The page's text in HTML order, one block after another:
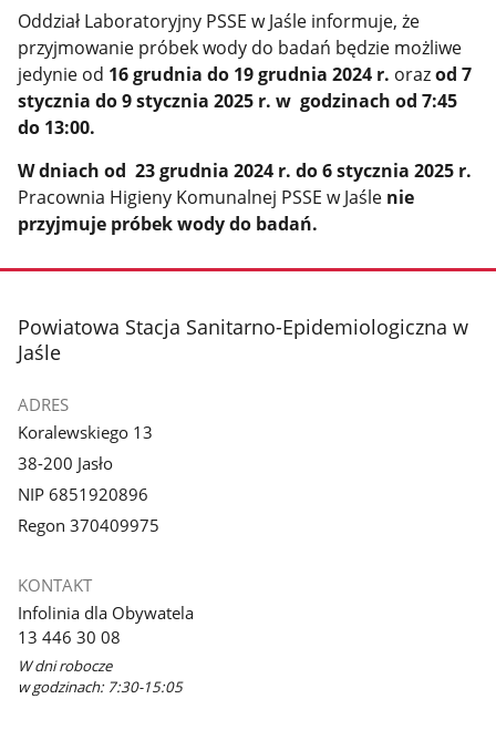
Oddział Laboratoryjny PSSE w Jaśle informuje, że
przyjmowanie próbek wody do badań będzie możliwe
jedynie od 16 grudnia do 19 grudnia 2024 r. orazod 7
styczniado 9 stycznia 2025 r. w godzinach od 7:45
do 13:00.
W dniach od 23 grudnia 2024 r. do 6 stycznia 2025 r.
Pracownia Higieny Komunalnej PSSE w Jaśle nie
przyjmuje próbek wody do badań.
stopka
Powiatowa Stacja Sanitarno-Epidemiologiczna w
Jaśle
ADRES
Koralewskiego 13
38-200 Jasło
NIP 6851920896
Regon 370409975
KONTAKT
Infolinia dla Obywatela
13 446 30 08
W dni robocze
w godzinach: 7:30-15:05